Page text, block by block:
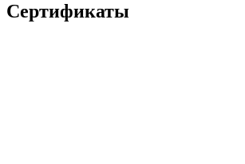
Сертификаты